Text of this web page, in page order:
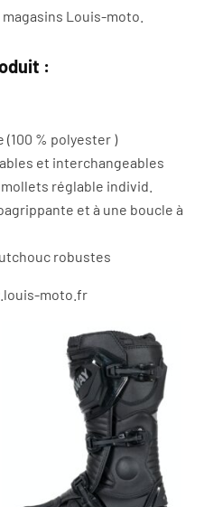
Louis-moto.
:
% polyester )
et interchangeables
réglable individ.
et à une boucle à
robustes
moto.fr